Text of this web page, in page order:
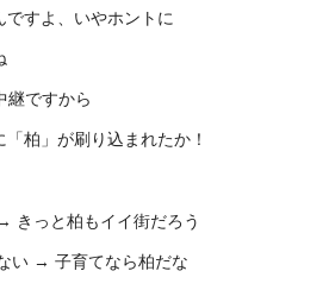
ですよ、いやホントに
継ですから
柏」が刷り込まれたか！
きっと柏もイイ街だろう
い → 子育てなら柏だな